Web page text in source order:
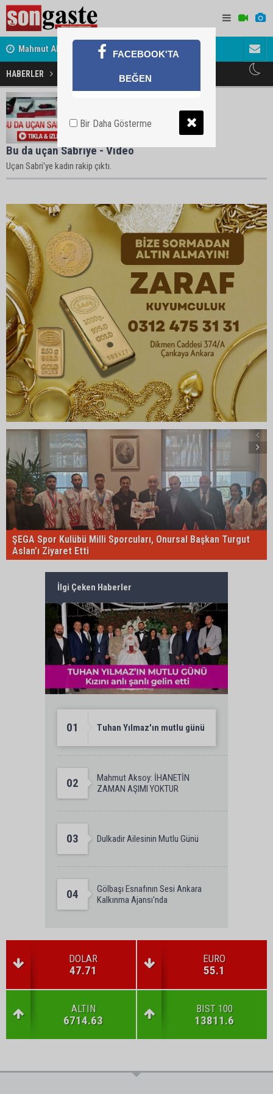
Mahmut Aksoy: İHANETİN ZAMAN AŞIMI YOKTUR Tuhan
HABERLER Sabriye Haberleri
Bu da uçan Sabriye - Video
Uçan Sabri'ye kadın rakip çıktı.
ŞEGA Spor Kulübü Milli Sporcuları, Onursal Başkan Turgut
Aslan’ı Ziyaret Etti
İlgi Çeken Haberler
01 Tuhan Yılmaz'ın mutlu günü
02
Mahmut Aksoy: İHANETİN
ZAMAN AŞIMI YOKTUR
03 Dulkadir Ailesinin Mutlu Günü
04
Gölbaşı Esnafının Sesi Ankara
Kalkınma Ajansı'nda
DOLAR
47.71
EURO
55.1
ALTIN
6714.63
BIST 100
13811.6
FACEBOOK'TA
BEĞEN
Bir Daha Gösterme